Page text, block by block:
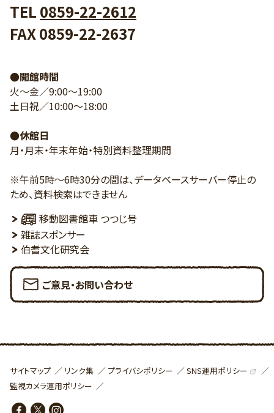
TEL 0859-22-2612
FAX 0859-22-2637
●開館時間
火～金／9:00～19:00
土日祝／10:00～18:00
●休館日
月・月末・年末年始・特別資料整理期間
※午前5時～6時30分の間は、データベースサーバー停止の
ため、資料検索はできません
移動図書館車 つつじ号
雑誌スポンサー
伯耆文化研究会
ご意見・お問い合わせ
サイトマップ リンク集 プライバシポリシー
SNS運用ポリシー
監視カメラ運用ポリシー